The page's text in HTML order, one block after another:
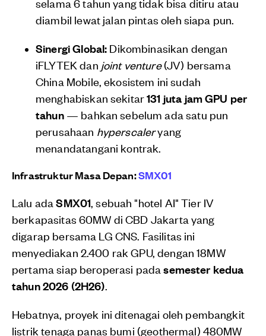
diambil lewat jalan pintas oleh siapa pun.
Sinergi Global: Dikombinasikan dengan
iFLYTEK dan joint venture(JV) bersama
China Mobile, ekosistem ini sudah
menghabiskan sekitar131 juta jam GPU per
tahun— bahkan sebelum ada satu pun
perusahaan hyperscaleryang
menandatangani kontrak.
Infrastruktur Masa Depan:SMX01
Lalu adaSMX01 , sebuah "hotel AI" Tier IV
berkapasitas 60MW di CBD Jakarta yang
digarap bersama LG CNS. Fasilitas ini
menyediakan 2.400 rak GPU, dengan 18MW
pertama siap beroperasi padasemester kedua
tahun 2026 (2H26)
Hebatnya, proyek ini ditenagai oleh pembangkit
listrik tenaga panas bumi (geothermal) 480MW